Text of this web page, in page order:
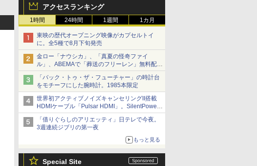
アクセスランキング
1時間 24時間 1週間 1カ月
東映の歴代オープニング映像がカプセルトイ
に。全5種で8月下旬発売
金ロー「ナウシカ」、「真夏の怪奇ファイ
ル」、ABEMAで「葬送のフリーレン」無料配信
など。夏の特番・配信情報
「バック・トゥ・ザ・フューチャー」の時計台
をモチーフにした腕時計。1985本限定
世界初アクティブノイズキャンセリングII搭載
HDMIケーブル「Pulsar HDMI」。SilentPower
から
「借りぐらしのアリエッティ」日テレで今夜。
3週連続ジブリの第一夜
もっと見る
Special Site